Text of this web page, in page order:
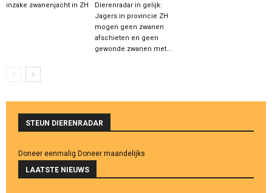
inzake zwanenjacht in ZH
Dierenradar in gelijk:
Jagers in provincie ZH
mogen geen zwanen
afschieten en geen
gewonde zwanen met...
STEUN DIERENRADAR
Doneer eenmalig Doneer maandelijks
LAATSTE NIEUWS